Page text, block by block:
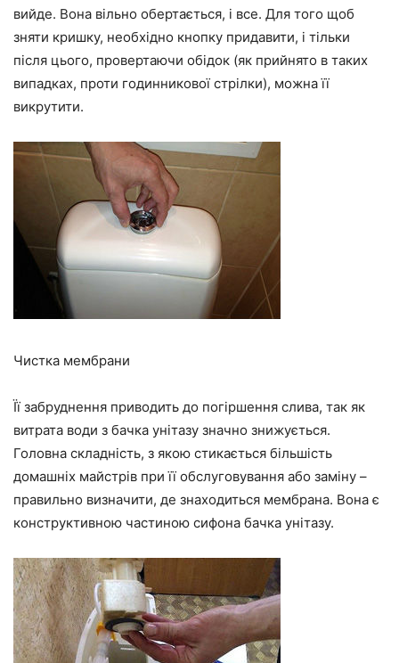
вийде. Вона вільно обертається, і все. Для того щоб
зняти кришку, необхідно кнопку придавити, і тільки
після цього, провертаючи обідок (як прийнято в таких
випадках, проти годинникової стрілки), можна її
викрутити.
Чистка мембрани
Її забруднення приводить до погіршення слива, так як
витрата води з бачка унітазу значно знижується.
Головна складність, з якою стикається більшість
домашніх майстрів при її обслуговування або заміну –
правильно визначити, де знаходиться мембрана. Вона є
конструктивною частиною сифона бачка унітазу.